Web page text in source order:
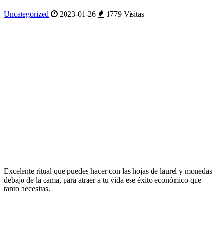
Uncategorized 2023-01-26 1779 Visitas
Excelente ritual que puedes hacer con las hojas de laurel y monedas
debajo de la cama, para atraer a tu vida ese éxito económico que
tanto necesitas.